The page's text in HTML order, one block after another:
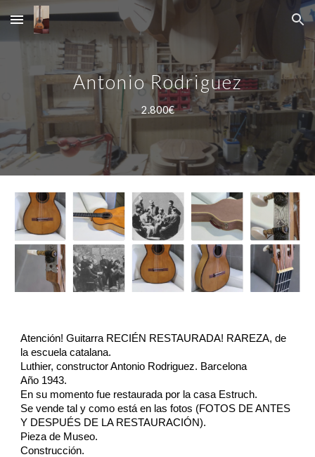
Skip to main content Skip to navigation
Antonio Rodriguez
2.800€
Atención! Guitarra RECIÉN RESTAURADA! RAREZA, de
la escuela catalana.
Luthier, constructor Antonio Rodriguez. Barcelona
Año 1943.
En su momento fue restaurada por la casa Estruch.
Se vende tal y como está en las fotos (FOTOS DE ANTES
Y DESPUÉS DE LA RESTAURACIÓN).
Pieza de Museo.
Construcción.